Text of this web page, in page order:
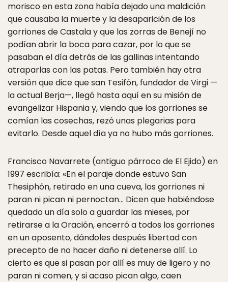
morisco en esta zona había dejado una maldición
que causaba la muerte y la desaparición de los
gorriones de Castala y que las zorras de Benejí no
podían abrir la boca para cazar, por lo que se
pasaban el día detrás de las gallinas intentando
atraparlas con las patas. Pero también hay otra
versión que dice que san Tesifón, fundador de Virgi —
la actual Berja—, llegó hasta aquí en su misión de
evangelizar Hispania y, viendo que los gorriones se
comían las cosechas, rezó unas plegarias para
evitarlo. Desde aquel día ya no hubo más gorriones.
Francisco Navarrete (antiguo párroco de El Ejido) en
1997 escribía: «En el paraje donde estuvo San
Thesiphón, retirado en una cueva, los gorriones ni
paran ni pican ni pernoctan… Dicen que habiéndose
quedado un día solo a guardar las mieses, por
retirarse a la Oración, encerró a todos los gorriones
en un aposento, dándoles después libertad con
precepto de no hacer daño ni detenerse allí. Lo
cierto es que si pasan por allí es muy de ligero y no
paran ni comen, y si acaso pican algo, caen